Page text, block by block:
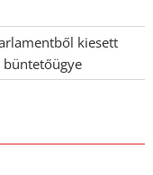
kiesett
büntetőügye